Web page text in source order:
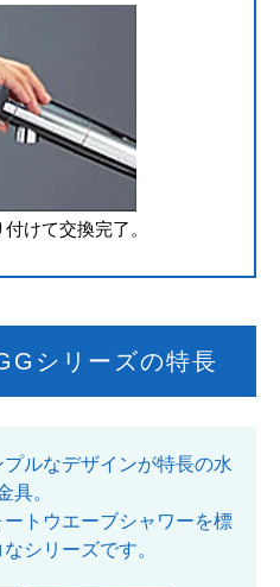
けて交換完了。
シリーズの特長
ルなデザインが特長の水
具。
トウエーブシャワーを標
シリーズです。